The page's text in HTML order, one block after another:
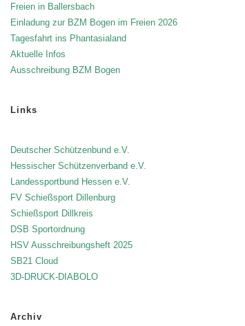
Freien in Ballersbach
Einladung zur BZM Bogen im Freien 2026
Tagesfahrt ins Phantasialand
Aktuelle Infos
Ausschreibung BZM Bogen
Links
Deutscher Schützenbund e.V.
Hessischer Schützenverband e.V.
Landessportbund Hessen e.V.
FV Schießsport Dillenburg
Schießsport Dillkreis
DSB Sportordnung
HSV Ausschreibungsheft 2025
SB21 Cloud
3D-DRUCK-DIABOLO
Archiv